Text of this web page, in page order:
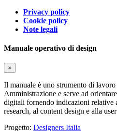
Privacy policy
Cookie policy
Note legali
Manuale operativo di design
×
Il manuale è uno strumento di
Amministrazione e serve ad
digitali fornendo indicazioni relative
research, al content design e alla
Progetto: Designers Italia